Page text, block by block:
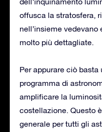
offusca la stratosfera,
nell’insieme
molto più dettagliate.
Per appurare ciò
programma di
amplificare la
costellazione. Questo
generale per tutti gli